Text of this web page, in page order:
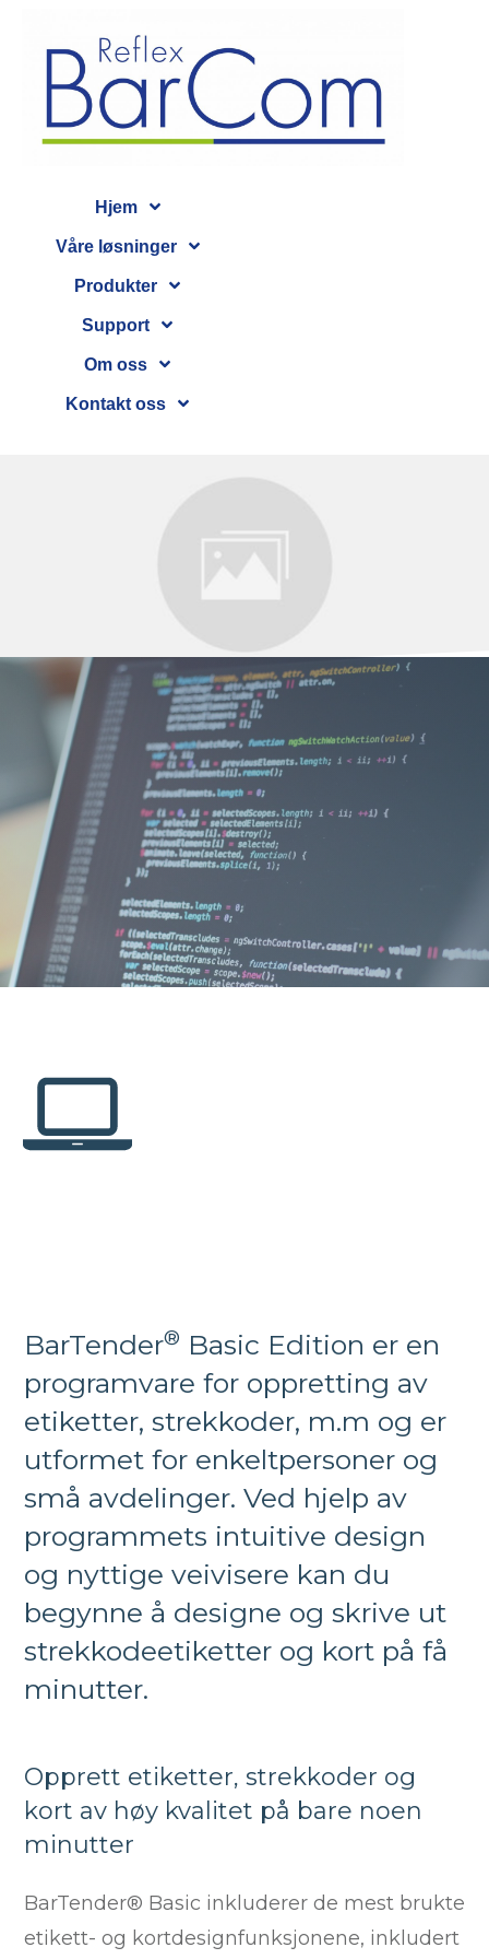
Hjem
Våre løsninger
Produkter
Support
Om oss
Kontakt oss
BarTender® Basic Edition er en
programvare for oppretting av
etiketter, strekkoder, m.m og er
utformet for enkeltpersoner og
små avdelinger. Ved hjelp av
programmets intuitive design
og nyttige veivisere kan du
begynne å designe og skrive ut
strekkodeetiketter og kort på få
minutter.
Opprett etiketter, strekkoder og
kort av høy kvalitet på bare noen
minutter
BarTender® Basic inkluderer de mest brukte
etikett- og kortdesignfunksjonene, inkludert